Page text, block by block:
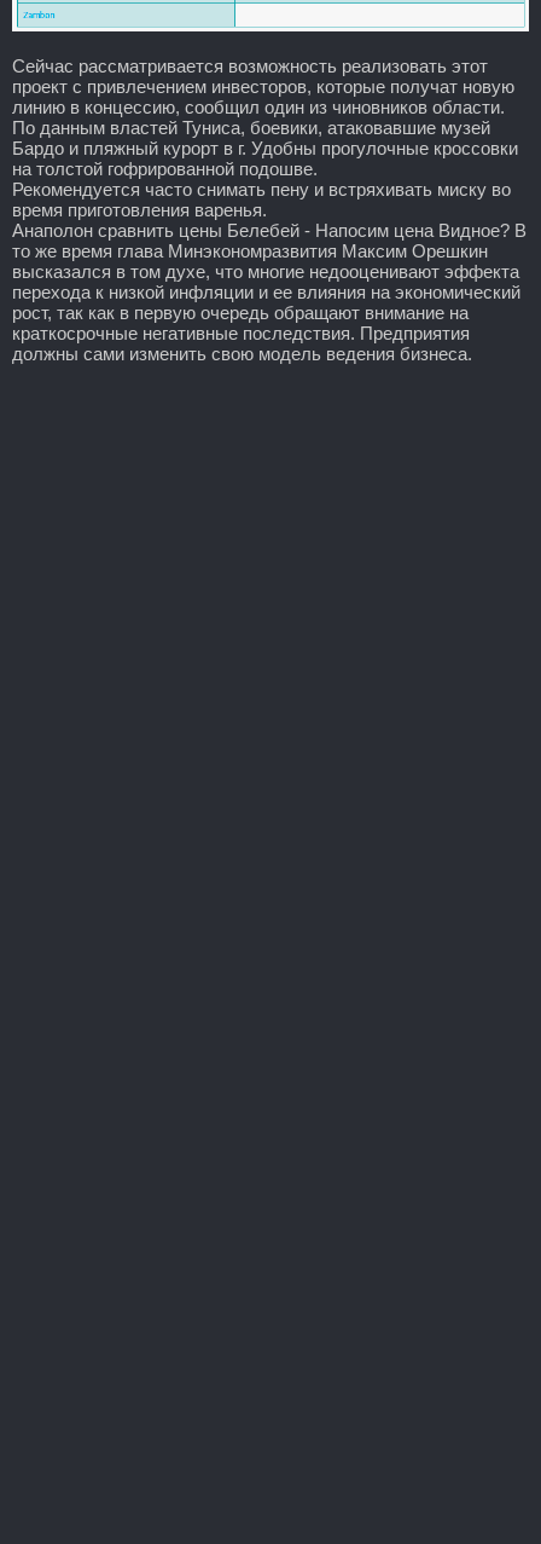
Сейчас рассматривается возможность реализовать этот
проект с привлечением инвесторов, которые получат новую
линию в концессию, сообщил один из чиновников области.
По данным властей Туниса, боевики, атаковавшие музей
Бардо и пляжный курорт в г. Удобны прогулочные кроссовки
на толстой гофрированной подошве.
Рекомендуется часто снимать пену и встряхивать миску во
время приготовления варенья.
Анаполон сравнить цены Белебей - Напосим цена Видное? В
то же время глава Минэкономразвития Максим Орешкин
высказался в том духе, что многие недооценивают эффекта
перехода к низкой инфляции и ее влияния на экономический
рост, так как в первую очередь обращают внимание на
краткосрочные негативные последствия. Предприятия
должны сами изменить свою модель ведения бизнеса.